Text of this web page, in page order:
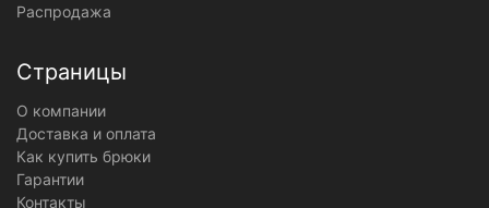
Распродажа
Страницы
О компании
Доставка и оплата
Как купить брюки
Гарантии
Контакты